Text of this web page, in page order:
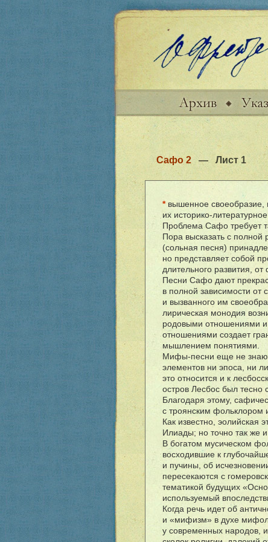
Сафо 2— Лист 1
*вышенное своеобразие,
их историко-
Проблема Сафо требует
Пора высказать с полной
(сольная песня)
но представляет собой
длительного развития,
Песни Сафо дают
в полной зависимости от
и вызванного им
лирическая монодия
родовыми отношениями
отношениями создает
мышлением понятиями.
Мифы-песни еще не
элементов ни эпоса, ни
это относится и к
остров Лесбос был тесно
Благодаря этому,
с троянским фольклором
Как известно, эолийская
Илиады; но точно так же
В богатом мусическом
восходившие к
и пучины, об
пересекаются с
тематикой будущих
используемый
Когда речь идет об
и «мифизм» в духе
у современных народов,